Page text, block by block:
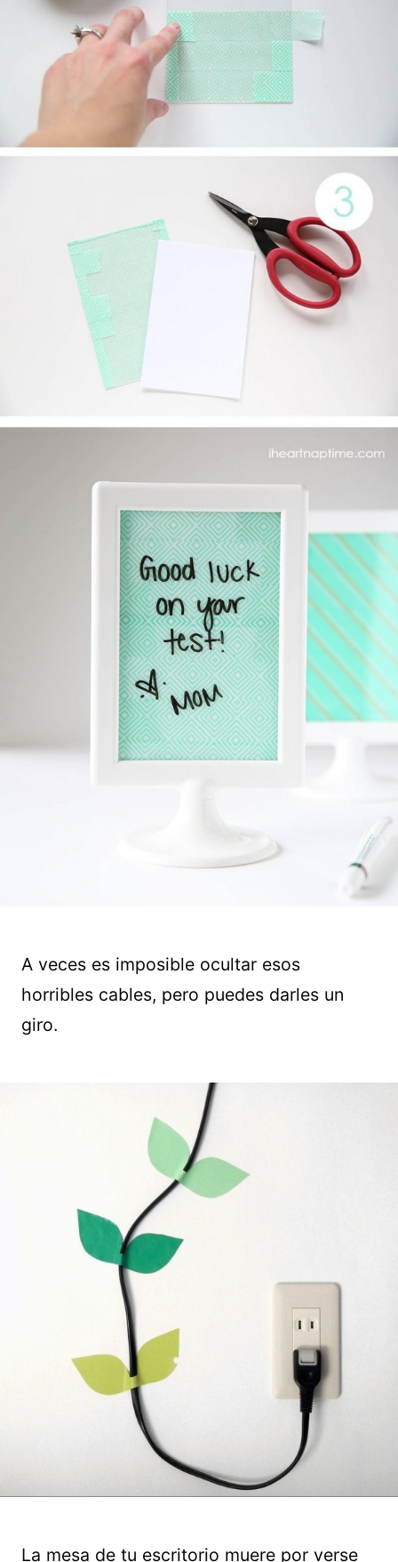
A veces es imposible ocultar esos
horribles cables, pero puedes darles un
giro.
La mesa de tu escritorio muere por verse